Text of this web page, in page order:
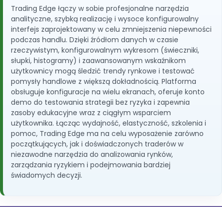
Trading Edge łączy w sobie profesjonalne narzędzia
analityczne, szybką realizację i wysoce konfigurowalny
interfejs zaprojektowany w celu zmniejszenia niepewności
podczas handlu. Dzięki źródłom danych w czasie
rzeczywistym, konfigurowalnym wykresom (świeczniki,
słupki, histogramy) i zaawansowanym wskaźnikom
użytkownicy mogą śledzić trendy rynkowe i testować
pomysły handlowe z większą dokładnością. Platforma
obsługuje konfiguracje na wielu ekranach, oferuje konto
demo do testowania strategii bez ryzyka i zapewnia
zasoby edukacyjne wraz z ciągłym wsparciem
użytkownika. Łącząc wydajność, elastyczność, szkolenia i
pomoc, Trading Edge ma na celu wyposażenie zarówno
początkujących, jak i doświadczonych traderów w
niezawodne narzędzia do analizowania rynków,
zarządzania ryzykiem i podejmowania bardziej
świadomych decyzji.